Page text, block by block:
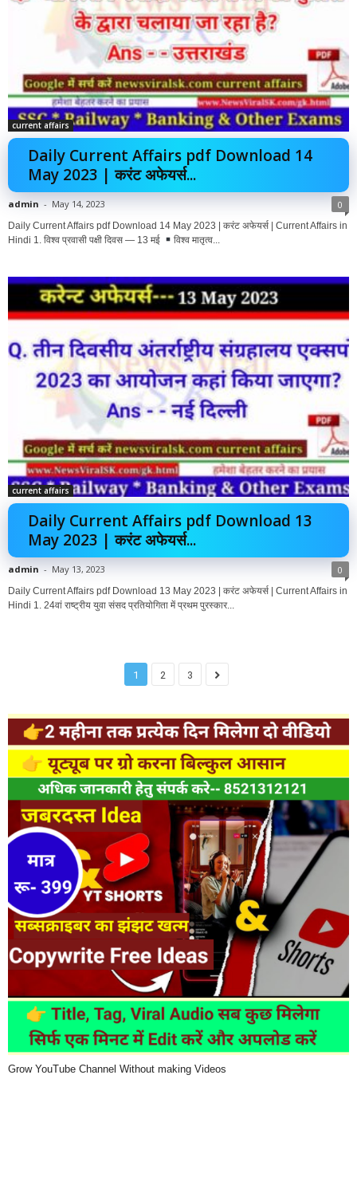
current affairs
Daily Current Affairs pdf Download 14
May 2023 | करंट अफेयर्स...
admin - May 14, 2023 0
Daily Current Affairs pdf Download 14 May 2023 | करंट अफेयर्स | Current Affairs in
Hindi 1. विश्व प्रवासी पक्षी दिवस — 13 मई
विश्व मातृत्व...
current affairs
Daily Current Affairs pdf Download 13
May 2023 | करंट अफेयर्स...
admin - May 13, 2023 0
Daily Current Affairs pdf Download 13 May 2023 | करंट अफेयर्स | Current Affairs in
Hindi 1. 24वां राष्ट्रीय युवा संसद प्रतियोगिता में प्रथम पुरस्कार...
1 2 3
Grow YouTube Channel Without making Videos